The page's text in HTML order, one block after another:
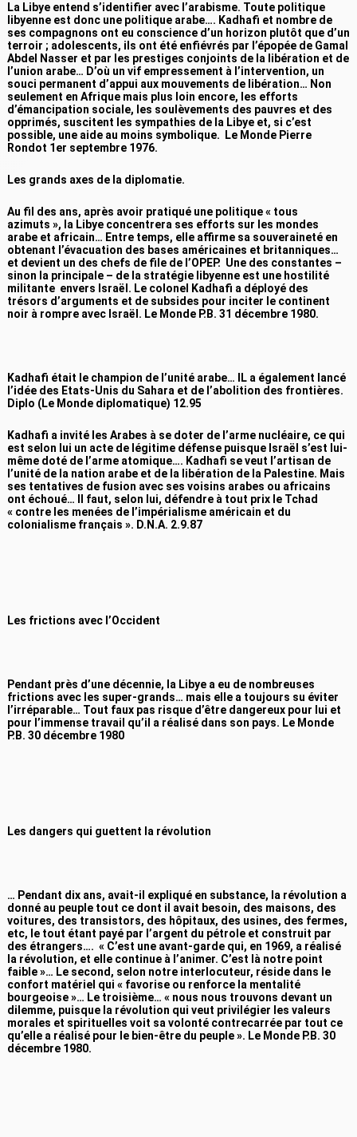
La Libye entend s’identifier avec l’arabisme. Toute politique
libyenne est donc une politique arabe…. Kadhafi et nombre de
ses compagnons ont eu conscience d’un horizon plutôt que d’un
terroir ; adolescents, ils ont été enfiévrés par l’épopée de Gamal
Abdel Nasser et par les prestiges conjoints de la libération et de
l’union arabe… D’où un vif empressement à l’intervention, un
souci permanent d’appui aux mouvements de libération… Non
seulement en Afrique mais plus loin encore, les efforts
d’émancipation sociale, les soulèvements des pauvres et des
opprimés, suscitent les sympathies de la Libye et, si c’est
possible, une aide au moins symbolique. Le Monde Pierre
Rondot 1er septembre 1976.
Les grands axes de la diplomatie.
Au fil des ans, après avoir pratiqué une politique « tous
azimuts », la Libye concentrera ses efforts sur les mondes
arabe et africain… Entre temps, elle affirme sa souveraineté en
obtenant l’évacuation des bases américaines et britanniques…
et devient un des chefs de file de l’OPEP. Une des constantes –
sinon la principale – de la stratégie libyenne est une hostilité
militante envers Israël. Le colonel Kadhafi a déployé des
trésors d’arguments et de subsides pour inciter le continent
noir à rompre avec Israël. Le Monde P.B. 31 décembre 1980.
Kadhafi était le champion de l’unité arabe… IL a également lancé
l’idée des Etats-Unis du Sahara et de l’abolition des frontières.
Diplo (Le Monde diplomatique) 12.95
Kadhafi a invité les Arabes à se doter de l’arme nucléaire, ce qui
est selon lui un acte de légitime défense puisque Israël s’est lui-
même doté de l’arme atomique…. Kadhafi se veut l’artisan de
l’unité de la nation arabe et de la libération de la Palestine. Mais
ses tentatives de fusion avec ses voisins arabes ou africains
ont échoué… Il faut, selon lui, défendre à tout prix le Tchad
« contre les menées de l’impérialisme américain et du
colonialisme français ». D.N.A. 2.9.87
Les frictions avec l’Occident
Pendant près d’une décennie, la Libye a eu de nombreuses
frictions avec les super-grands… mais elle a toujours su éviter
l’irréparable… Tout faux pas risque d’être dangereux pour lui et
pour l’immense travail qu’il a réalisé dans son pays. Le Monde
P.B. 30 décembre 1980
Les dangers qui guettent la révolution
… Pendant dix ans, avait-il expliqué en substance, la révolution a
donné au peuple tout ce dont il avait besoin, des maisons, des
voitures, des transistors, des hôpitaux, des usines, des fermes,
etc, le tout étant payé par l’argent du pétrole et construit par
des étrangers…. « C’est une avant-garde qui, en 1969, a réalisé
la révolution, et elle continue à l’animer. C’est là notre point
faible »… Le second, selon notre interlocuteur, réside dans le
confort matériel qui « favorise ou renforce la mentalité
bourgeoise »… Le troisième… « nous nous trouvons devant un
dilemme, puisque la révolution qui veut privilégier les valeurs
morales et spirituelles voit sa volonté contrecarrée par tout ce
qu’elle a réalisé pour le bien-être du peuple ». Le Monde P.B. 30
décembre 1980.